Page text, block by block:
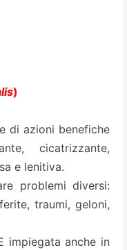
)
di azioni benefiche
cicatrizzante,
e lenitiva.
problemi diversi:
traumi, geloni,
impiegata anche in